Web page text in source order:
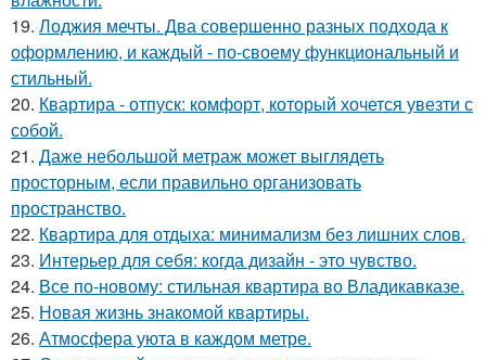
19. Лоджия мечты. Два совершенно разных подхода к
оформлению, и каждый - по-своему функциональный и
стильный.
20. Квартира - отпуск: комфорт, который хочется увезти с
собой.
21. Даже небольшой метраж может выглядеть
просторным, если правильно организовать
пространство.
22. Квартира для отдыха: минимализм без лишних слов.
23. Интерьер для себя: когда дизайн - это чувство.
24. Все по-новому: стильная квартира во Владикавказе.
25. Новая жизнь знакомой квартиры.
26. Атмосфера уюта в каждом метре.